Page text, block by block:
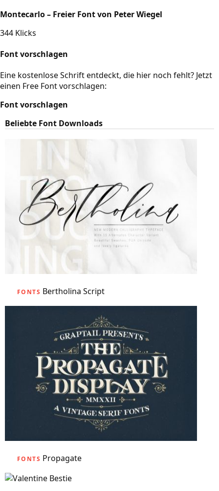
Montecarlo – Freier Font von Peter Wiegel
344 Klicks
Font vorschlagen
Eine kostenlose Schrift entdeckt, die hier noch fehlt? Jetzt
einen Free Font vorschlagen:
Font vorschlagen
Beliebte Font Downloads
FONTS Bertholina Script
FONTS Propagate